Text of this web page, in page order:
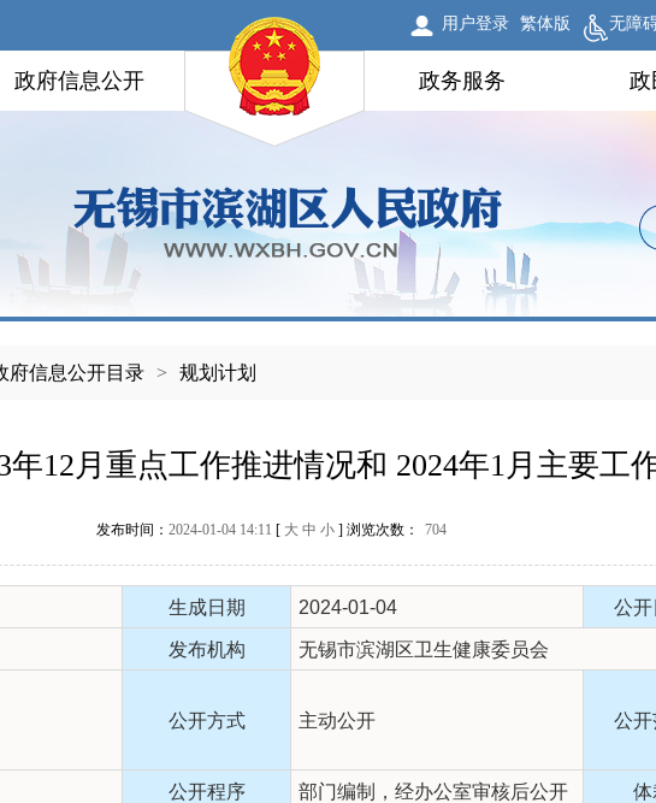
用户登录 繁体版 无障
政府信息公开 政务服务 政
府信息公开目录 > 规划计划
年12月重点工作推进情况和 2024年1月主要工
发布时间： 2024-01-04 14:11 [ 大 中 小 ] 浏览次数： 704
生成日期 2024-01-04 公开
发布机构 无锡市滨湖区卫生健康委员会
公开方式 主动公开 公开
公开程序 部门编制，经办公室审核后公开 体